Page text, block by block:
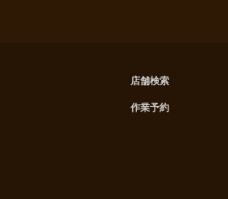
店舗検索
作業予約